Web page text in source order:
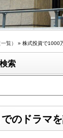
覧） » 株式投資で1000
索
のドラマ